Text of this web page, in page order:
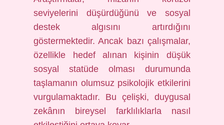
seviyelerini düşürdüğünü ve sosyal
destek algısını artırdığını
göstermektedir. Ancak bazı çalışmalar,
özellikle hedef alınan kişinin düşük
sosyal statüde olması durumunda
taşlamanın olumsuz psikolojik etkilerini
vurgulamaktadır. Bu çelişki, duygusal
zekânın bireysel farklılıklarla nasıl